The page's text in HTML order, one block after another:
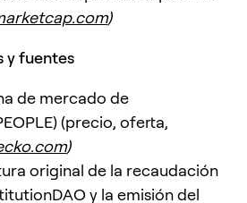
)
y fuentes
de mercado de
(precio, oferta,
)
original de la recaudación
y la emisión del